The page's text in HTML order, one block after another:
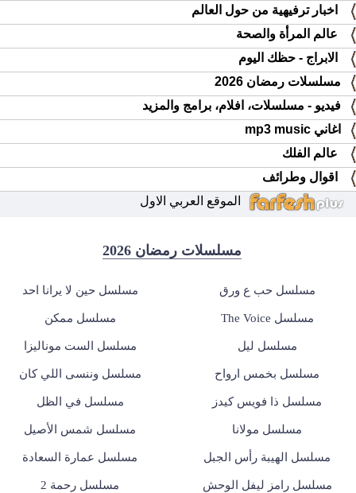
اخبار ترفيهية من حول العالم
عالم المرأة والصحة
الابراج - حظك اليوم
مسلسلات رمضان 2026
فيديو - مسلسلات، افلام، برامج والمزيد
اغاني mp3 music
عالم الفلك
اقوال وطرائف
الموقع العربي الاول
مسلسلات رمضان 2026
مسلسل حب ع ورق مسلسل حين لا يرانا احد
مسلسل The Voice مسلسل ممكن
مسلسل ليل مسلسل الست موناليزا
مسلسل بخمس ارواح مسلسل وننسى اللي كان
مسلسل ذا فويس كيدز مسلسل في الظل
مسلسل مولانا مسلسل شمس الأصيل
مسلسل الهيبة رأس الجبل مسلسل عمارة السعادة
مسلسل رامز ليفل الوحش مسلسل رحمة 2